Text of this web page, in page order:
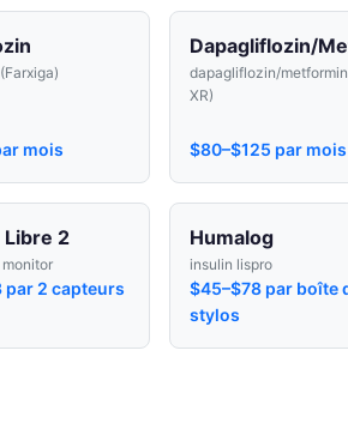
mois
Dapagliflozin/
dapagliflozin/
XR)
$80–$125 par mois
Libre 2
par 2 capteurs
Humalog
insulin lispro
$45–$78 par boîte
stylos